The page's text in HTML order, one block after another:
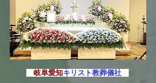
​ 岐阜愛知キリスト教葬儀社